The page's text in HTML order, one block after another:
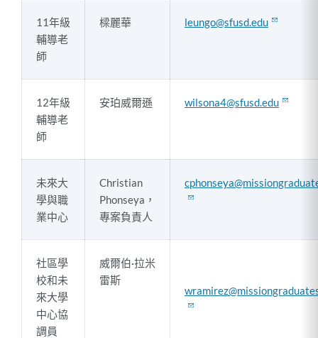
11年級
輔導老
師
樑麗華 leungo@sfusd.edu
12年級
輔導老
師
安珀威爾遜 wilsona4@sfusd.edu
未來大
學與職
業中心
Christian
Phonseya，
專案負責人
社區學
校和未
來大學
中心協
調員
威爾伯·拉米
雷斯